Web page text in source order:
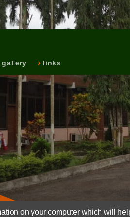
links
on your computer which will